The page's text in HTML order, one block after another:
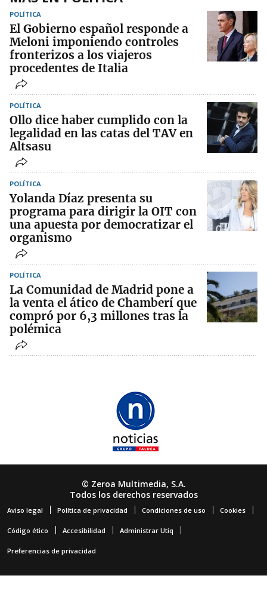
POLÍTICA
El Gobierno español responde a
Meloni imponiendo controles
fronterizos a los viajeros
procedentes de Italia
POLÍTICA
Ollo dice haber cumplido con la
legalidad en las catas del TAV en
Altsasu
POLÍTICA
Yolanda Díaz presenta su
programa para dirigir la OIT con
una apuesta por democratizar el
organismo
POLÍTICA
La Comunidad de Madrid pone a
la venta el ático de Chamberí que
compró por 6,3 millones tras la
polémica
© Zeroa Multimedia, S.A.
Todos los derechos reservados
Aviso legal Política de privacidad Condiciones de uso Cookies
Código ético Accesibilidad Administrar Utiq
Preferencias de privacidad